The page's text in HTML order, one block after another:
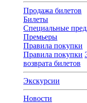
Продажа билетов
Билеты
Специальные
Премьеры
Правила покупки
Правила покупки
возврата билетов
Экскурсии
Новости